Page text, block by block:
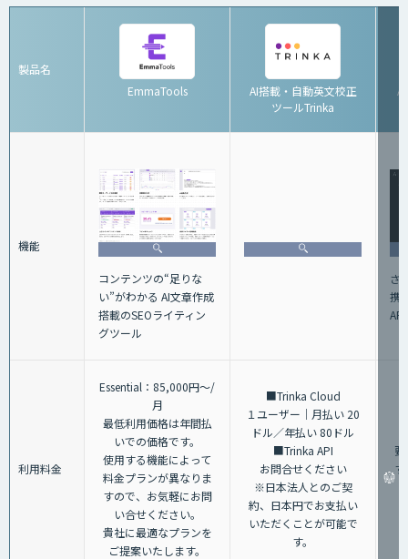
製品名
EmmaTools
AI搭載・自動英文校正
ツールTrinka
機能
コンテンツの“足りな
い”がわかる AI文章作成
搭載のSEOライティン
グツール
さ
携
利用料金
Essential：85,000円～/
月
最低利用価格は年間払
いでの価格です。
使用する機能によって
料金プランが異なりま
すので、お気軽にお問
い合せください。
貴社に最適なプランを
ご提案いたします。
■Trinka Cloud
１ユーザー｜月払い 20
ドル／年払い 80ドル
■Trinka API
お問合せください
※日本法人とのご契
約、日本円でお支払い
いただくことが可能で
す。